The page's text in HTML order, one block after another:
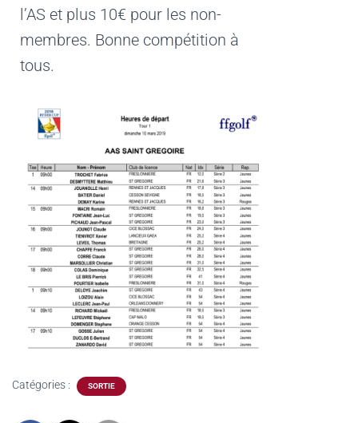
l’AS et plus 10€ pour les non-
membres. Bonne compétition à
tous.
Catégories : SORTIE